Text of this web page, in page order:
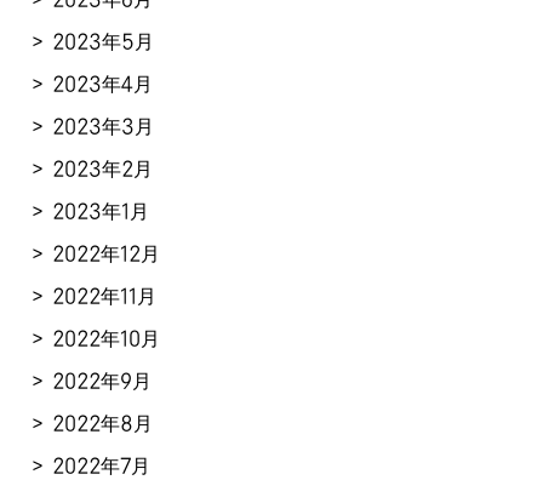
2023年5月
2023年4月
2023年3月
2023年2月
2023年1月
2022年12月
2022年11月
2022年10月
2022年9月
2022年8月
2022年7月